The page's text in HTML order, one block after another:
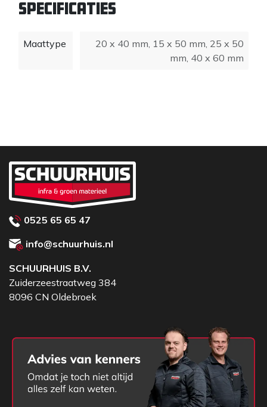
Specificaties
Maattype 20 x 40 mm, 15 x 50 mm, 25 x 50
mm, 40 x 60 mm
0525 65 65 47
info@schuurhuis.nl
SCHUURHUIS B.V.
Zuiderzeestraatweg 384
8096 CN Oldebroek